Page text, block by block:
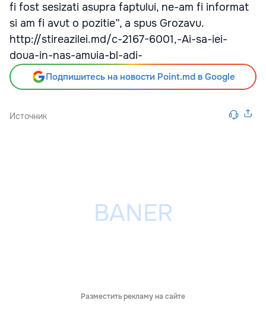
fi fost sesizati asupra faptului, ne-am fi informat
si am fi avut o pozitie”, a spus Grozavu.
http://stireazilei.md/c-2167-6001,-Ai-sa-iei-
doua-in-nas-amuia-bl-adi-
Подпишитесь на новости Point.md в Google
Источник
Разместить рекламу на сайте